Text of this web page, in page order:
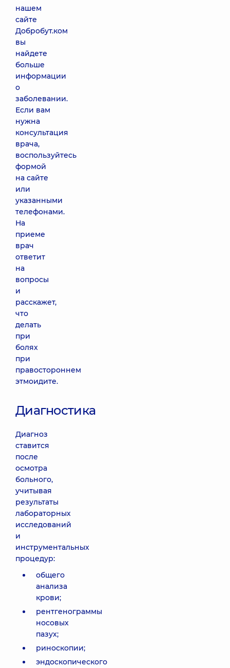
нашем
сайте
Добробут.ком
вы
найдете
больше
информации
о
заболевании.
Если вам
нужна
консультация
врача,
воспользуйтесь
формой
на сайте
или
указанными
телефонами.
На
приеме
врач
ответит
на
вопросы
и
расскажет,
что
делать
при
болях
при
правостороннем
этмоидите.
Диагностика
Диагноз
ставится
после
осмотра
больного,
учитывая
результаты
лабораторных
исследований
и
инструментальных
процедур:
общего
анализа
крови;
рентгенограммы
носовых
пазух;
риноскопии;
эндоскопического